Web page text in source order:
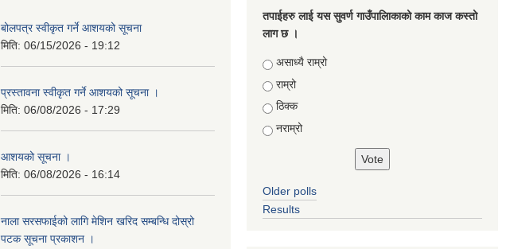
बोलपत्र स्वीकृत गर्ने आशयको सूचना
मिति: 06/15/2026 - 19:12
प्रस्तावना स्वीकृत गर्ने आशयको सूचना ।
मिति: 06/08/2026 - 17:29
आशयको सूचना ।
मिति: 06/08/2026 - 16:14
नाला सरसफाईको लागि मेशिन खरिद सम्बन्धि दोस्रो
पटक सूचना प्रकाशन ।
तपाईहरु लाई यस सुवर्ण गाउँपालिाकाको काम काज कस्तो
लाग छ ।
Choices
असाध्यै राम्रो
राम्रो
ठिक्क
नराम्रो
Older polls
Results